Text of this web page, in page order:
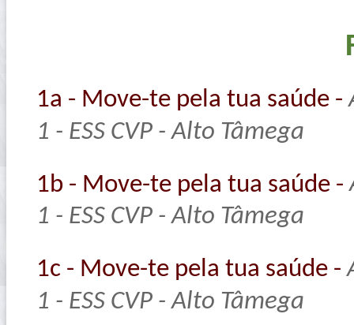
1a - Move-te pela tua saúde -
1 - ESS CVP - Alto Tâmega
1b - Move-te pela tua saúde -
1 - ESS CVP - Alto Tâmega
1c - Move-te pela tua saúde -
1 - ESS CVP - Alto Tâmega